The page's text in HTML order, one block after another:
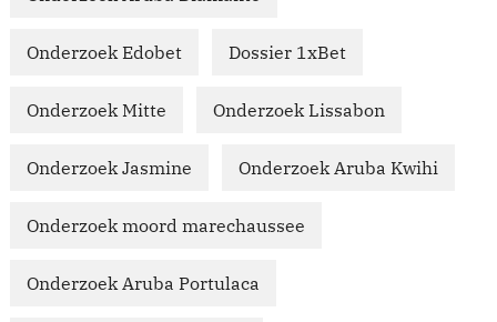
Onderzoek Edobet Dossier 1xBet
Onderzoek Mitte Onderzoek Lissabon
Onderzoek Jasmine Onderzoek Aruba Kwihi
Onderzoek moord marechaussee
Onderzoek Aruba Portulaca